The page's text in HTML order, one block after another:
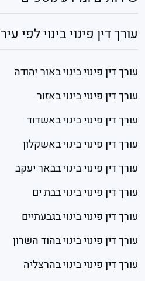
עורך דין פינוי בינוי לפי עיר
עורך דין פינוי בינוי באור יהודה
עורך דין פינוי בינוי באזור
עורך דין פינוי בינוי באשדוד
עורך דין פינוי בינוי באשקלון
עורך דין פינוי בינוי בבאר יעקב
עורך דין פינוי בינוי בבת ים
עורך דין פינוי בינוי בגבעתיים
עורך דין פינוי בינוי בהוד השרון
עורך דין פינוי בינוי בהרצליה